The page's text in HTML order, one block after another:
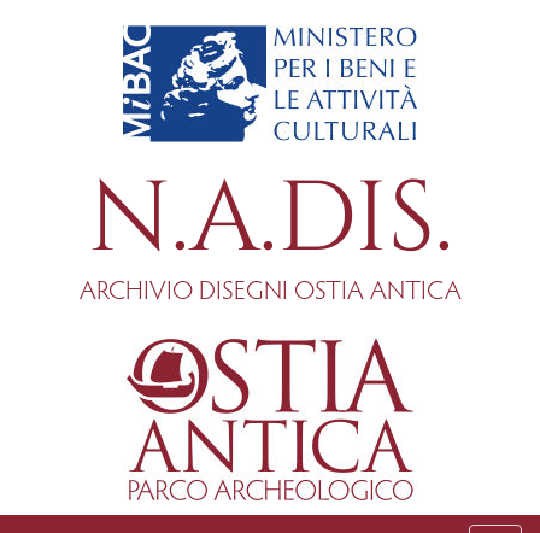
N.A.DIS.
ARCHIVIO DISEGNI OSTIA ANTICA